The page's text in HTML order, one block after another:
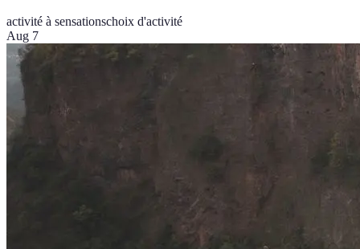
activité à sensationschoix d'activité
Aug 7